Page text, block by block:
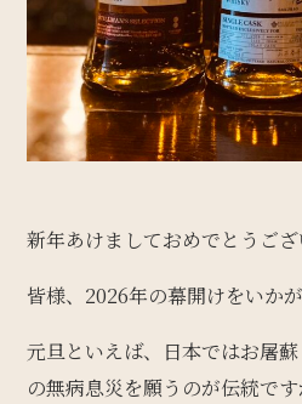
新年あけましておめでとうござ
皆様、2026年の幕開けをいか
元旦といえば、日本ではお屠
の無病息災を願うのが伝統で